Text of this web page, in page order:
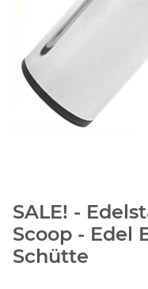
SALE! -
Scoop - Edel
Schütte